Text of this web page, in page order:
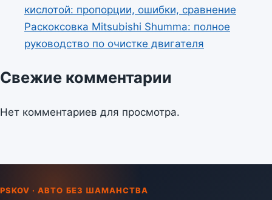
кислотой: пропорции, ошибки, сравнение
Раскоксовка Mitsubishi Shumma: полное
руководство по очистке двигателя
Свежие комментарии
Нет комментариев для просмотра.
PSKOV · АВТО БЕЗ ШАМАНСТВА